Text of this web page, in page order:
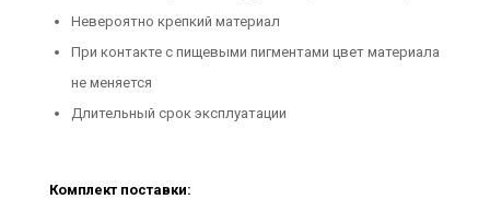
Невероятно крепкий материал
При контакте с пищевыми пигментами цвет материала
не меняется
Длительный срок эксплуатации
Комплект поставки: